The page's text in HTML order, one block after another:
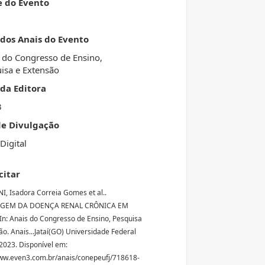
do Evento
Anais do Evento
Congresso de Ensino,
e Extensão
Editora
Divulgação
Isadora Correia Gomes et al..
DA DOENÇA RENAL CRÔNICA EM
Anais do Congresso de Ensino, Pesquisa
Anais...Jataí(GO) Universidade Federal
Disponível em:
anais/conepeufj/718618-